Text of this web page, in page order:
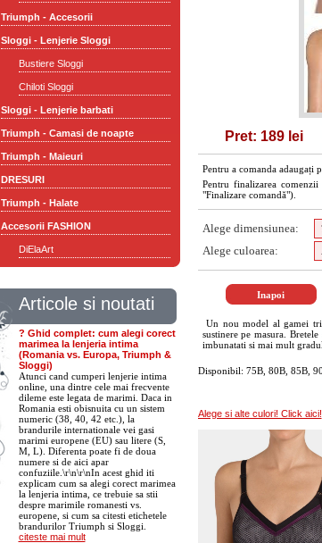
Triumph - Accesorii
Sloggi - Lenjerie Sloggi
Bustiere Sloggi
Chiloti Sloggi
Sloggi - Lenjerie barbati
Triumph - Camasi de noapte
Triumph - Maieuri
DRESURI
Triumph - Halate
Accesorii FASHION
DiElaArt
Articole si noutati
? Ghid complet: cum alegi corect
marimea la lenjeria intima
(Romania vs. Europa, Triumph &
Sloggi)
Atunci cand cumperi lenjerie intima
online, una dintre cele mai frecvente
dileme este legata de marimi. Daca in
Romania esti obisnuita cu un sistem
numeric (38, 40, 42 etc.), la
brandurile internationale vei gasi
marimi europene (EU) sau litere (S,
M, L). Diferenta poate fi de doua
numere si de aici apar
confuziile.\r\n\r\nIn acest ghid iti
explicam cum sa alegi corect marimea
la lenjeria intima, ce trebuie sa stii
despre marimile romanesti vs.
europene, si cum sa citesti etichetele
brandurilor Triumph si Sloggi.
citeste mai mult
Pret: 189 lei
Pentru a comanda adaugați
Pentru finalizarea
"Finalizare comandă").
Alege dimensiunea:
Alege culoarea:
Un nou model al gamei
sustinere pe masura.
imbunatati si mai mult
Disponibil: 75B, 80B, 85B,
Alege si alte culori! Click aici!